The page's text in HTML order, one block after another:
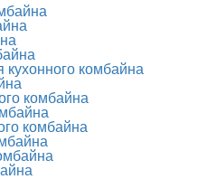
кухонного комбайна
комбайна
комбайна